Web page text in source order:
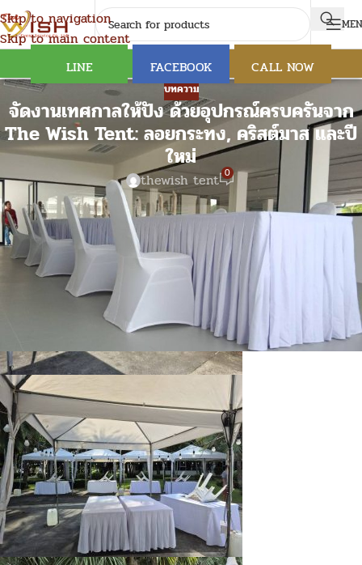
Skip to navigation
Skip to main content
LINE FACEBOOK CALL NOW
บทความ
จัดงานเทศกาลให้ปัง ด้วยอุปกรณ์ครบครันจาก
The Wish Tent: ลอยกระทง, คริสต์มาส และปี
ใหม่
thewish tent 0